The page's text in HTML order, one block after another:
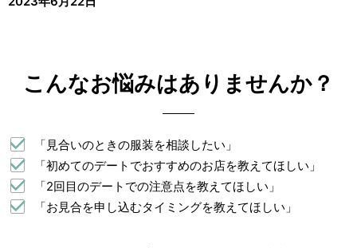
こんなお悩みはありませんか？
「見合いのときの服装を相談したい」
「初めてのデートでおすすめのお店を教えてほしい」
「2回目のデートでの注意点を教えてほしい」
「お見合を申し込むタイミングを教えてほしい」